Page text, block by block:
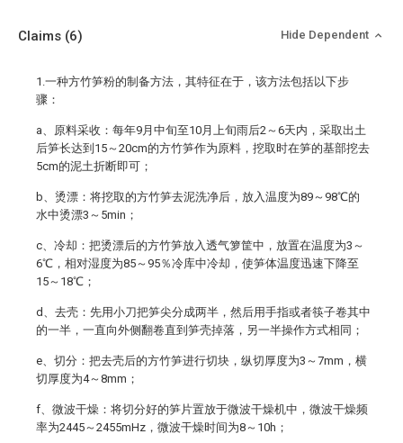
Claims (6) Hide Dependent
1.一种方竹笋粉的制备方法，其特征在于，该方法包括以下步
骤：
a、原料采收：每年9月中旬至10月上旬雨后2～6天内，采取出土
后笋长达到15～20cm的方竹笋作为原料，挖取时在笋的基部挖去
5cm的泥土折断即可；
b、烫漂：将挖取的方竹笋去泥洗净后，放入温度为89～98℃的
水中烫漂3～5min；
c、冷却：把烫漂后的方竹笋放入透气箩筐中，放置在温度为3～
6℃，相对湿度为85～95％冷库中冷却，使笋体温度迅速下降至
15～18℃；
d、去壳：先用小刀把笋尖分成两半，然后用手指或者筷子卷其中
的一半，一直向外侧翻卷直到笋壳掉落，另一半操作方式相同；
e、切分：把去壳后的方竹笋进行切块，纵切厚度为3～7mm，横
切厚度为4～8mm；
f、微波干燥：将切分好的笋片置放于微波干燥机中，微波干燥频
率为2445～2455mHz，微波干燥时间为8～10h；